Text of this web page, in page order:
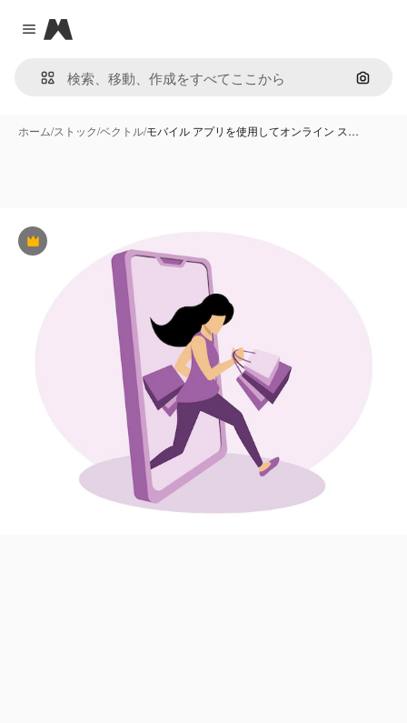
Close menu
Magnific
画像で
ホーム/ストック/ベクトル/モバイル アプリを使用してオンライン ス…
Premium